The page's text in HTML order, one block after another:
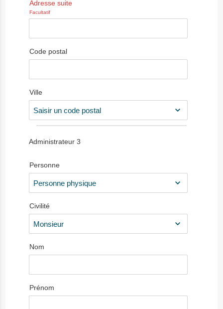
Adresse suite
Facultatif
Code postal
Ville
Administrateur 3
Personne
Civilité
Nom
Prénom